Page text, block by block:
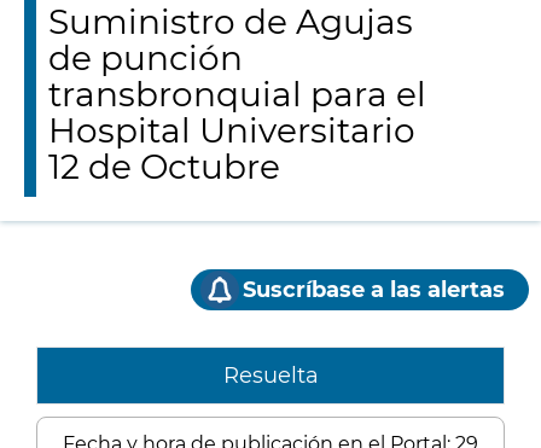
Suministro de Agujas
de punción
transbronquial para el
Hospital Universitario
12 de Octubre
Suscríbase a las alertas
Resuelta